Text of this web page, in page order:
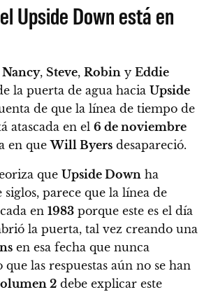
Upside Down está en
Nancy, Steve, Robin y Eddie
la puerta de agua hacia Upside
de que la línea de tiempo de
atascada en el 6 de noviembre
en queWill Byers desapareció.
que Upside Down ha
parece que la línea de
en 1983 porque este es el día
la puerta, tal vez creando una
en esa fecha que nunca
las respuestas aún no se han
2 debe explicar este